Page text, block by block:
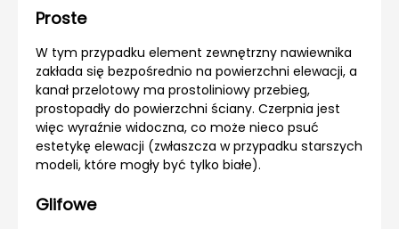
Proste
W tym przypadku element zewnętrzny nawiewnika
zakłada się bezpośrednio na powierzchni elewacji, a
kanał przelotowy ma prostoliniowy przebieg,
prostopadły do powierzchni ściany. Czerpnia jest
więc wyraźnie widoczna, co może nieco psuć
estetykę elewacji (zwłaszcza w przypadku starszych
modeli, które mogły być tylko białe).
Glifowe